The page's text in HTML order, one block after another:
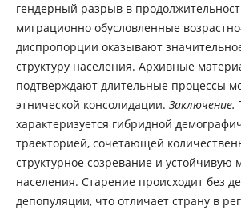
гендерный разрыв в
миграционно обусловленные
диспропорции оказывают
структуру населения. Архивные
подтверждают длительные процессы
этнической консолидации. Заключение.
характеризуется гибридной
траекторией, сочетающей
структурное созревание и устойчивую
населения. Старение происходит без
депопуляции, что отличает страну в